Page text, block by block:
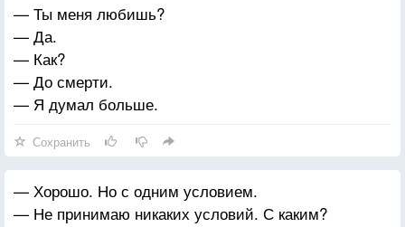
— Ты меня любишь?
— Да.
— Как?
— До смерти.
— Я думал больше.
Сохранить
— Хорошо. Но с одним условием.
— Не принимаю никаких условий. С каким?